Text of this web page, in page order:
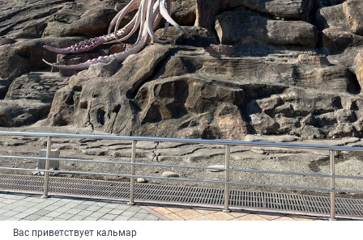
Вас приветствует кальмар